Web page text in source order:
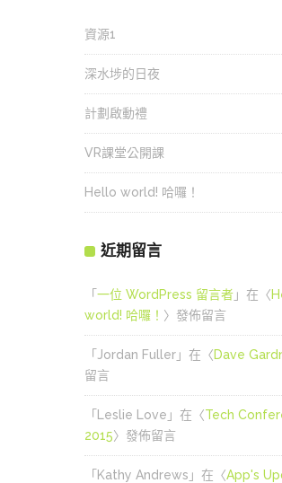
資源1
深水埗的日夜
計劃啟動禮
VR課堂公開課
Hello world! 哈囉！
近期留言
「 一位 WordPress 留言者 」在〈
world! 哈囉！ 〉發佈留言
「 Jordan Fuller 」在〈Dave
留言
「 Leslie Love 」在〈Tech
2015〉發佈留言
「 Kathy Andrews 」在〈App's